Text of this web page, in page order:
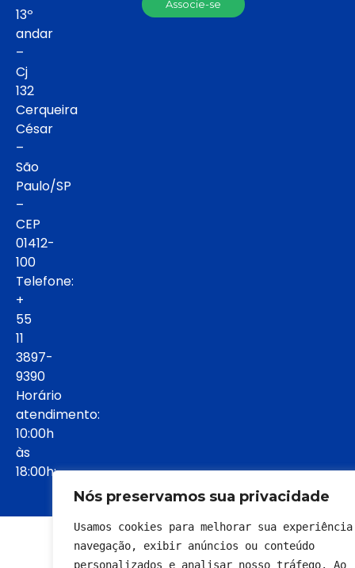
Nós preservamos sua privacidade
Usamos cookies para melhorar sua
navegação, exibir anúncios ou conteúdo
personalizados e analisar nosso tráfego. Ao
13º
andar
–
Cj
132
Cerqueira
César
–
São
Paulo/SP
–
CEP
01412-
100
Telefone:
+
55
11
3897-
9390
Horário
atendimento:
10:00h
às
18:00h:
Associe-se
© 2022 - Todos os direitos reservados